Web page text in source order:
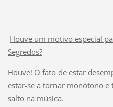
Houve um motivo especial
Segredos?
Houve! O fato de estar
estar-se a tornar monótono
salto na música.